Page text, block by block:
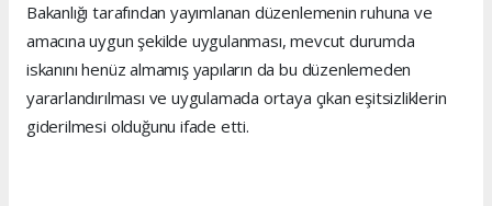
Bakanlığı tarafından yayımlanan düzenlemenin ruhuna ve
amacına uygun şekilde uygulanması, mevcut durumda
iskanını henüz almamış yapıların da bu düzenlemeden
yararlandırılması ve uygulamada ortaya çıkan eşitsizliklerin
giderilmesi olduğunu ifade etti.